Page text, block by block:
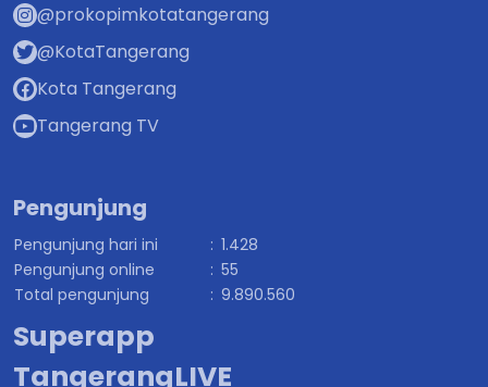
@prokopimkotatangerang
@KotaTangerang
Kota Tangerang
Tangerang TV
Pengunjung
Pengunjung hari ini : 1.428
Pengunjung online
: 55
Total pengunjung
: 9.890.560
Superapp
TangerangLIVE